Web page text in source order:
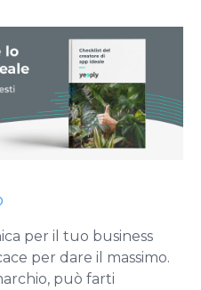
per il tuo business
per dare il massimo.
può farti